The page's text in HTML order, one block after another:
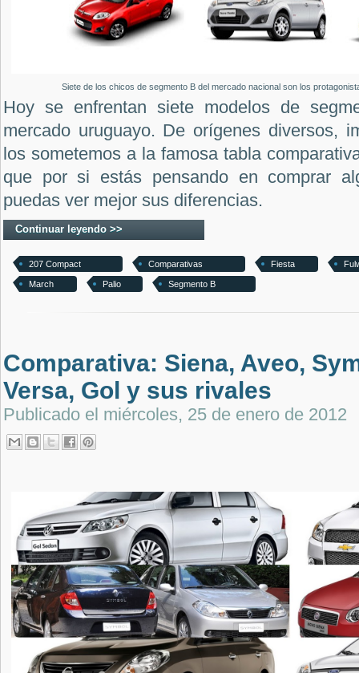
Siete de los chicos de segmento B del mercado nacional son los
Hoy se enfrentan siete modelos de
mercado uruguayo. De orígenes diversos,
los sometemos a la famosa tabla
que por si estás pensando en comprar
puedas ver mejor sus diferencias.
Continuar leyendo >>
207 Compact Comparativas Fiesta
March Palio Segmento B
Comparativa: Siena, Aveo,
Versa, Gol y sus rivales
Publicado el miércoles, 25 de enero de 2012